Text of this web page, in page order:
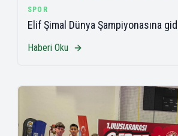
SPOR
Elif Şimal Dünya Şampiyonasına
Haberi Oku